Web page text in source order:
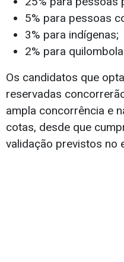
5% para pessoas
3% para indígenas;
2% para
Os candidatos que
reservadas
ampla concorrência e
cotas, desde que
validação previstos no